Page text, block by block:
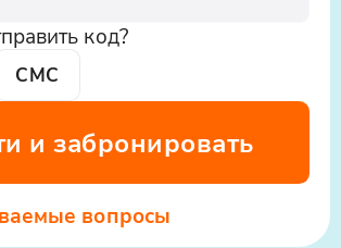
код?
СМС
и забронировать
вопросы